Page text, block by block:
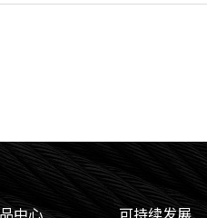
中心 可持续发展